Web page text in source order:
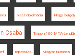
olasz diplomácia Nagy Gergely
Csaba Trianon 100 MTA-
repatriálás Magyar Narancs